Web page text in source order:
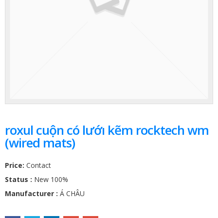
roxul cuộn có lướı kẽm rocktech wm
(wired mats)
Price: Contact
Status : New 100%
Manufacturer : Á CHÂU